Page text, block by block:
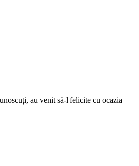
au venit să-l felicite cu ocazia